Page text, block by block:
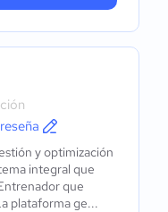
y optimización
integral que
que
plataforma ge...